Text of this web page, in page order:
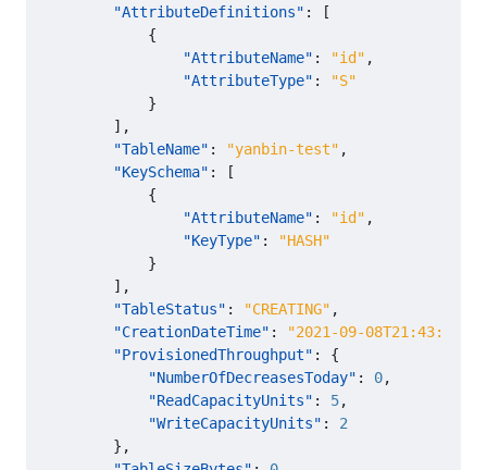
"AttributeDefinitions" :
[
{
"AttributeName" : "id" ,
"AttributeType" :
"S"
}
],
"TableName" : "yanbin-test" ,
"KeySchema" :
[
{
"AttributeName" : "id" ,
"KeyType" :
"HASH"
}
],
"TableStatus" : "CREATING" ,
"CreationDateTime" :
"2021-09-
"ProvisionedThroughput" :
{
"NumberOfDecreasesToday" : 0,
"ReadCapacityUnits" : 5,
"WriteCapacityUnits" :
2
},